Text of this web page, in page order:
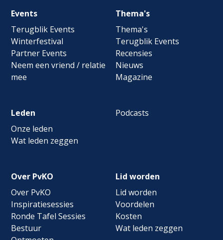
Footer
navigation
Events
Terugblik Events
Winterfestival
Partner Events
Neem een vriend / relatie
mee
Thema's
Thema's
Terugblik Events
Recensies
Nieuws
Magazine
Leden
Onze leden
Wat leden zeggen
Podcasts
Over PvKO
Over PvKO
Inspiratiesessies
Ronde Tafel Sessies
Bestuur
Lid worden
Lid worden
Voordelen
Kosten
Wat leden zeggen